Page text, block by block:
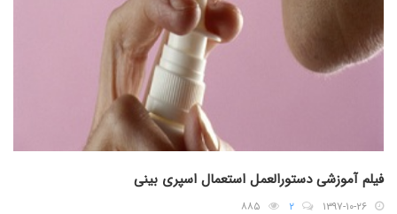
فیلم آموزشی دستورالعمل استعمال اسپری بینی
۱۳۹۷-۱۰-۲۶ ۲ ۸۸۵